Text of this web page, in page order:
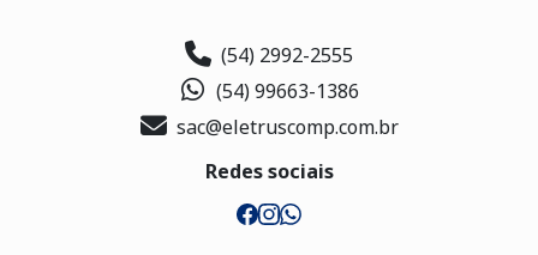
(54) 2992-2555
(54) 99663-1386
sac@eletruscomp.com.br
Redes sociais